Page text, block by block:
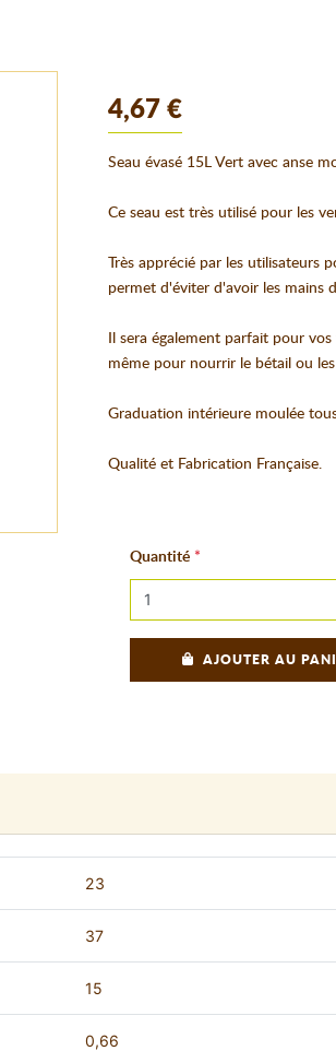
4,67 €
Seau évasé 15L Vert avec anse
Ce seau est très utilisé pour les
Très apprécié par les utilisateurs
permet d'éviter d'avoir les mains
Il sera également parfait pour
même pour nourrir le bétail ou les
Graduation intérieure moulée
Qualité et Fabrication Française.
Quantité
AJOUTER AU
23
37
15
0,66